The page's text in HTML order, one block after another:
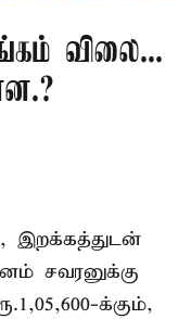
விலை...
இறக்கத்துடன்
சவரனுக்கு
க்கும்,